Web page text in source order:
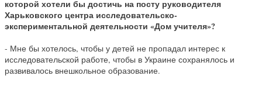
которой хотели бы достичь на посту руководителя
Харьковского центра исследовательско-
экспериментальной деятельности «Дом учителя»?
- Мне бы хотелось, чтобы у детей не пропадал интерес к
исследовательской работе, чтобы в Украине сохранялось и
развивалось внешкольное образование.